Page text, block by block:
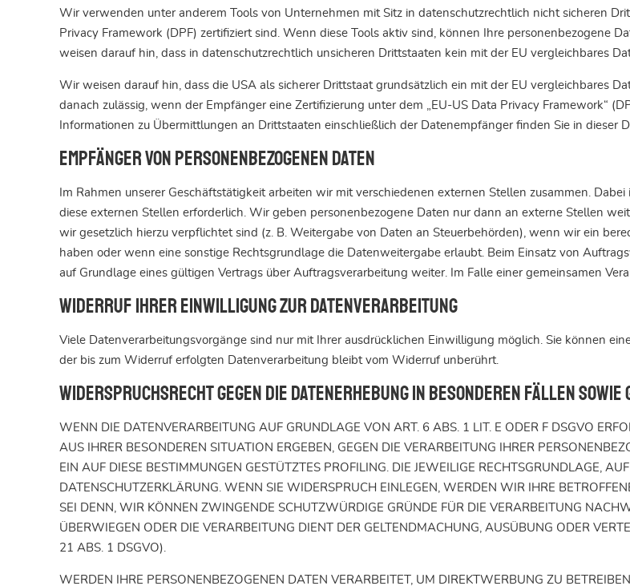
Wir verwenden unter anderem Tools von Unternehmen mit Sitz in datenschutzrechtlich nicht sicheren
Privacy Framework (DPF) zertifiziert sind. Wenn diese Tools aktiv sind, können Ihre personenbezogene
weisen darauf hin, dass in datenschutzrechtlich unsicheren Drittstaaten kein mit der EU vergleichbares
Wir weisen darauf hin, dass die USA als sicherer Drittstaat grundsätzlich ein mit der EU vergleichbares
danach zulässig, wenn der Empfänger eine Zertifizierung unter dem „EU-US Data Privacy Framework“
Informationen zu Übermittlungen an Drittstaaten einschließlich der Datenempfänger finden Sie in dieser
Empfänger von personenbezogenen Daten
Im Rahmen unserer Geschäftstätigkeit arbeiten wir mit verschiedenen externen Stellen zusammen.
diese externen Stellen erforderlich. Wir geben personenbezogene Daten nur dann an externe Stellen
wir gesetzlich hierzu verpflichtet sind (z. B. Weitergabe von Daten an Steuerbehörden), wenn wir ein
haben oder wenn eine sonstige Rechtsgrundlage die Datenweitergabe erlaubt. Beim Einsatz von
auf Grundlage eines gültigen Vertrags über Auftragsverarbeitung weiter. Im Falle einer gemeinsamen
Widerruf Ihrer Einwilligung zur Datenverarbeitung
Viele Datenverarbeitungsvorgänge sind nur mit Ihrer ausdrücklichen Einwilligung möglich. Sie können
der bis zum Widerruf erfolgten Datenverarbeitung bleibt vom Widerruf unberührt.
Widerspruchsrecht gegen die Datenerhebung in besonderen Fällen sowie
WENN DIE DATENVERARBEITUNG AUF GRUNDLAGE VON ART. 6 ABS. 1 LIT. E ODER F DSGVO
AUS IHRER BESONDEREN SITUATION ERGEBEN, GEGEN DIE VERARBEITUNG IHRER
EIN AUF DIESE BESTIMMUNGEN GESTÜTZTES PROFILING. DIE JEWEILIGE RECHTSGRUNDLAGE,
DATENSCHUTZERKLÄRUNG. WENN SIE WIDERSPRUCH EINLEGEN, WERDEN WIR IHRE
SEI DENN, WIR KÖNNEN ZWINGENDE SCHUTZWÜRDIGE GRÜNDE FÜR DIE VERARBEITUNG
ÜBERWIEGEN ODER DIE VERARBEITUNG DIENT DER GELTENDMACHUNG, AUSÜBUNG ODER
21 ABS. 1 DSGVO).
WERDEN IHRE PERSONENBEZOGENEN DATEN VERARBEITET, UM DIREKTWERBUNG ZU